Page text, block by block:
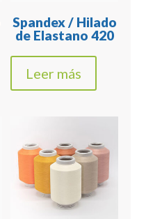
Spandex / Hilado
de Elastano 420
Leer más